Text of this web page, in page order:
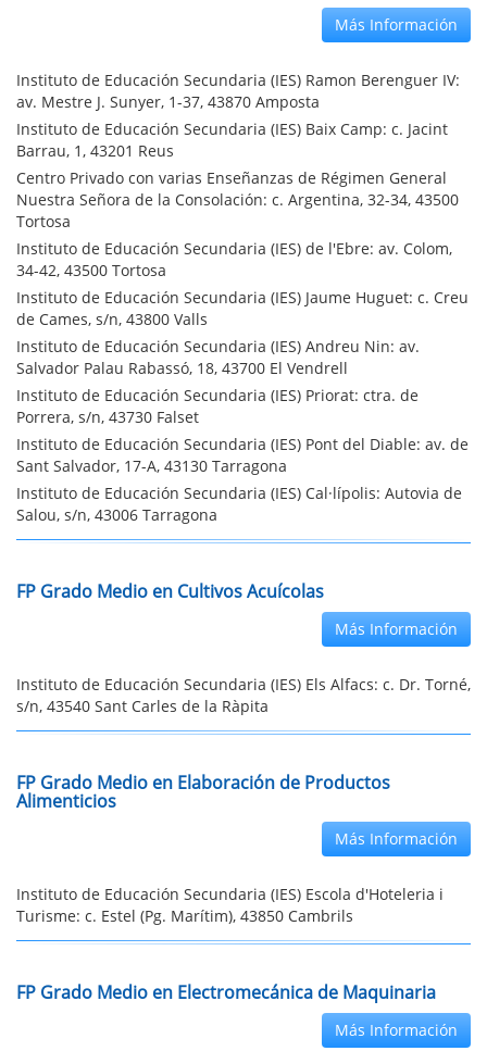
Más Información
Instituto de Educación Secundaria (IES) Ramon Berenguer IV:
av. Mestre J. Sunyer, 1-37, 43870 Amposta
Instituto de Educación Secundaria (IES) Baix Camp: c. Jacint
Barrau, 1, 43201 Reus
Centro Privado con varias Enseñanzas de Régimen General
Nuestra Señora de la Consolación: c. Argentina, 32-34, 43500
Tortosa
Instituto de Educación Secundaria (IES) de l'Ebre: av. Colom,
34-42, 43500 Tortosa
Instituto de Educación Secundaria (IES) Jaume Huguet: c. Creu
de Cames, s/n, 43800 Valls
Instituto de Educación Secundaria (IES) Andreu Nin: av.
Salvador Palau Rabassó, 18, 43700 El Vendrell
Instituto de Educación Secundaria (IES) Priorat: ctra. de
Porrera, s/n, 43730 Falset
Instituto de Educación Secundaria (IES) Pont del Diable: av. de
Sant Salvador, 17-A, 43130 Tarragona
Instituto de Educación Secundaria (IES) Cal·lípolis: Autovia de
Salou, s/n, 43006 Tarragona
FP Grado Medio en Cultivos Acuícolas
Más Información
Instituto de Educación Secundaria (IES) Els Alfacs: c. Dr. Torné,
s/n, 43540 Sant Carles de la Ràpita
FP Grado Medio en Elaboración de Productos
Alimenticios
Más Información
Instituto de Educación Secundaria (IES) Escola d'Hoteleria i
Turisme: c. Estel (Pg. Marítim), 43850 Cambrils
FP Grado Medio en Electromecánica de Maquinaria
Más Información